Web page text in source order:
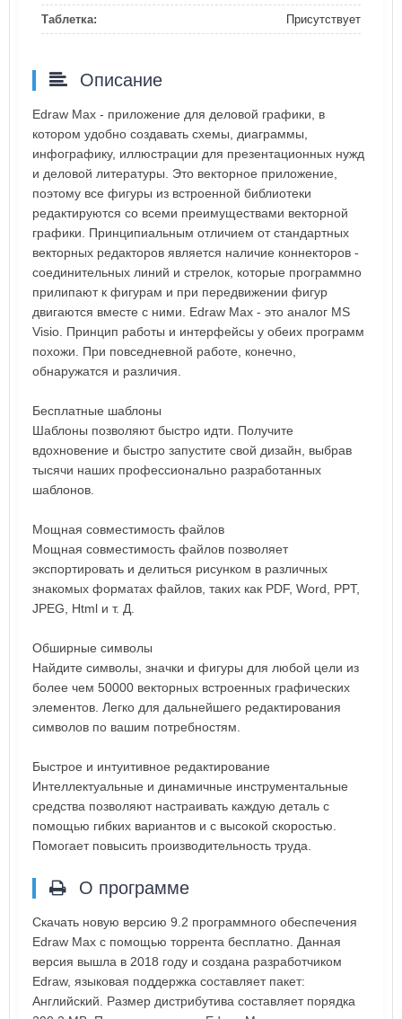
Таблетка: Присутствует
Описание
Edraw Max - приложение для деловой графики, в
котором удобно создавать схемы, диаграммы,
инфографику, иллюстрации для презентационных нужд
и деловой литературы. Это векторное приложение,
поэтому все фигуры из встроенной библиотеки
редактируются со всеми преимуществами векторной
графики. Принципиальным отличием от стандартных
векторных редакторов является наличие коннекторов -
соединительных линий и стрелок, которые программно
прилипают к фигурам и при передвижении фигур
двигаются вместе с ними. Edraw Max - это аналог MS
Visio. Принцип работы и интерфейсы у обеих программ
похожи. При повседневной работе, конечно,
обнаружатся и различия.
Бесплатные шаблоны
Шаблоны позволяют быстро идти. Получите
вдохновение и быстро запустите свой дизайн, выбрав
тысячи наших профессионально разработанных
шаблонов.
Мощная совместимость файлов
Мощная совместимость файлов позволяет
экспортировать и делиться рисунком в различных
знакомых форматах файлов, таких как PDF, Word, PPT,
JPEG, Html и т. Д.
Обширные символы
Найдите символы, значки и фигуры для любой цели из
более чем 50000 векторных встроенных графических
элементов. Легко для дальнейшего редактирования
символов по вашим потребностям.
Быстрое и интуитивное редактирование
Интеллектуальные и динамичные инструментальные
средства позволяют настраивать каждую деталь с
помощью гибких вариантов и с высокой скоростью.
Помогает повысить производительность труда.
О программе
Скачать новую версию 9.2 программного обеспечения
Edraw Max с помощью торрента бесплатно. Данная
версия вышла в 2018 году и создана разработчиком
Edraw, языковая поддержка составляет пакет:
Английский. Размер дистрибутива составляет порядка